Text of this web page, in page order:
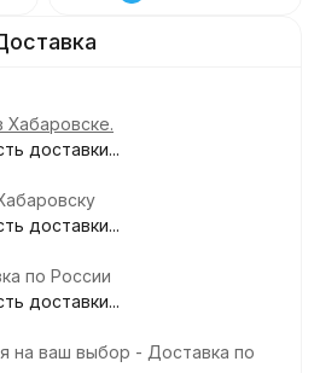
Хабаровске.
доставки...
доставки...
по России
доставки...
на ваш выбор - Доставка по